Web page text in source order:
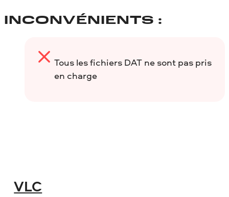
INCONVÉNIENTS :
Tous les fichiers DAT ne sont pas pris
en charge
VLC